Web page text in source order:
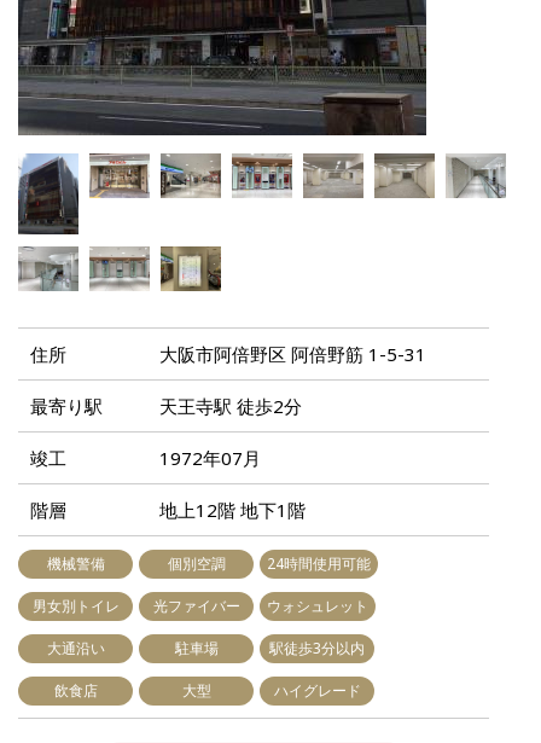
住所 大阪市阿倍野区 阿倍野筋 1-5-31
最寄り駅 天王寺駅 徒歩2分
竣工 1972年07月
階層 地上12階 地下1階
機械警備 個別空調 24時間使用可能
男女別トイレ 光ファイバー ウォシュレット
大通沿い 駐車場 駅徒歩3分以内
飲食店 大型 ハイグレード